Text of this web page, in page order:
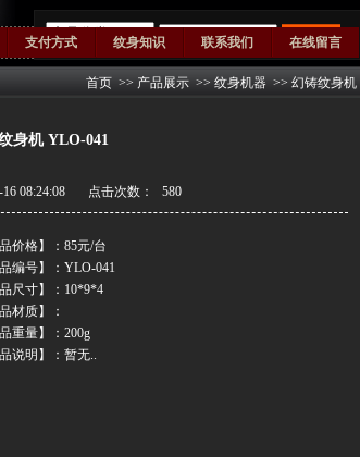
支付方式 纹身知识 联系我们 在线留言
首页 >> 产品展示 >> 纹身机器 >> 幻铸纹身机
身机 YLO-041
16 08:24:08 点击次数：
品价格】：85元/台
品编号】：YLO-041
品尺寸】：10*9*4
材质】：
品重量】：200g
品说明】：暂无..